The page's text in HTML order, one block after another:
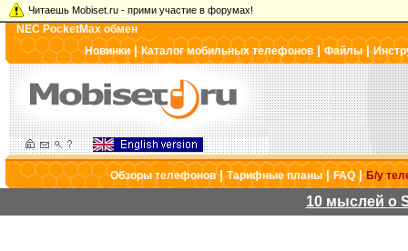
Читаешь Mobiset.ru - прими участие в форумах!
NEC PocketMax обмен
Новинки|Каталог мобильных телефонов |Файлы|
Обзоры телефонов|Тарифные планы|FAQ|Б/у
10 мыслей о